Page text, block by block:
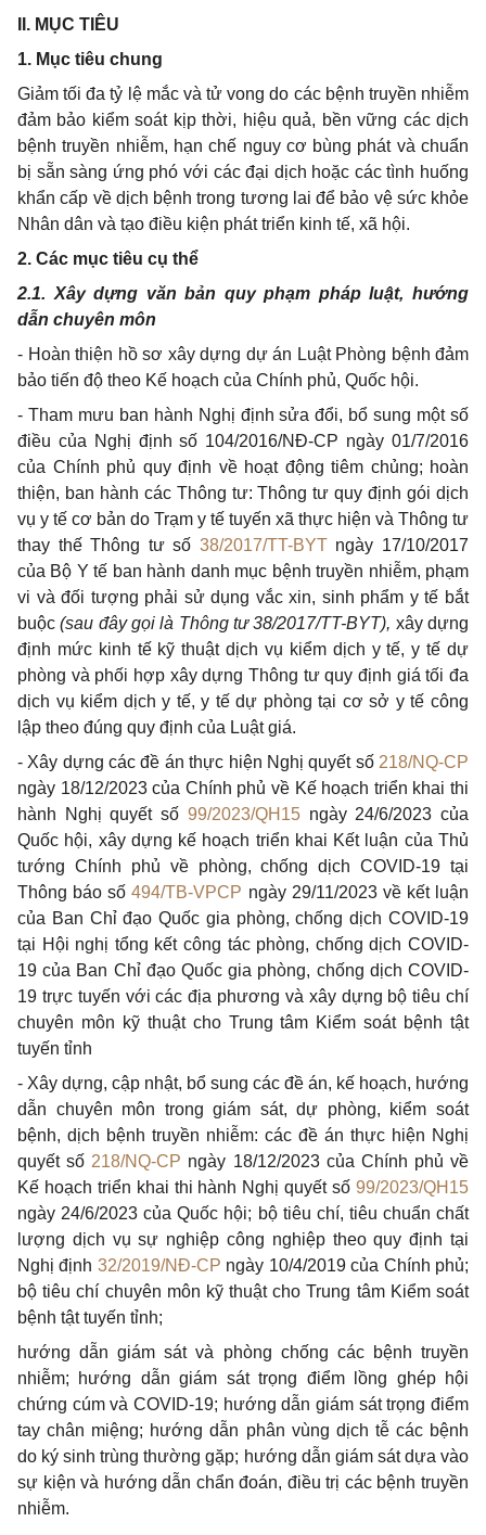
II. MỤC TIÊU
1. Mục tiêu chung
Giảmtối đa tỷ lệ mắc và tử vong do các bệnh truyền nhiễm
đảm bảo kiểm soát kịp thời, hiệu quả, bền vững các dịch
bệnh truyền nhiễm, hạn chế nguy cơ bùng phát và chuẩn
bị sẵn sàng ứng phó với các đại dịch hoặc các tình huống
khẩn cấp về dịch bệnh trong tương lai để bảo vệ sức khỏe
Nhân dân và tạo điều kiện phát triển kinh tế, xã hội.
2. Các mục tiêu cụ thể
2.1. Xây dựng văn bản quy phạm pháp luật, hướng
dẫn chuyên môn
- Hoàn thiện hồ sơ xây dựng dự án Luật Phòng bệnh đảm
bảo tiến độ theo Kế hoạch của Chính phủ, Quốc hội.
- Tham mưu ban hành Nghị định sửa đổi, bổ sung một số
điều của Nghị địnhsố 104/2016/NĐ-CP ngày 01/7/2016
của Chính phủ quy định về hoạt động tiêm chủng; hoàn
thiện, ban hành các Thông tư: Thông tư quyđịnh gói dịch
vụ y tế cơ bản do Trạm y tế tuyến xã thực hiện và Thông tư
thay thế Thông tư số 38/2017/TT-BYTngày 17/10/2017
của Bộ Y tế ban hành danh mục bệnh truyền nhiễm, phạm
vi vàđối tượng phải sử dụng vắc xin, sinh phẩm y tế bắt
buộc(sau đây gọi là Thông tư 38/2017/TT-BYT), xây dựng
định mức kinh tế kỹ thuật dịch vụ kiểm dịch y tế, y tế dự
phòng và phối hợp xây dựng Thông tư quy định giá tối đa
dịch vụ kiểm dịch y tế, y tế dự phòng tại cơ sở y tế công
lập theo đúng quy định của Luật giá.
- Xây dựng các đề án thực hiện Nghị quyết số 218/NQ-CP
ngày 18/12/2023 của Chính phủ về Kế hoạch triển khai thi
hành Nghị quyết số 99/2023/QH15ngày 24/6/2023 của
Quốc hội, xây dựng kế hoạch triển khai Kết luận của Thủ
tướng Chính phủ về phòng, chống dịch COVID-19 tại
Thông báo số494/TB-VPCP ngày 29/11/2023 về kết luận
của Ban Chỉ đạo Quốc gia phòng, chống dịch COV D-19
tại Hội nghị tổng kết công tác phòng, chống dịch COVID-
19 của Ban Chỉ đạo Quốc gia phòng, chống dịch COVID-
19 trực tuyến với các địa phương và xây dựng bộ tiêu chí
chuyên môn kỹ thuật cho Trung tâm Kiểm soát bệnh tật
tuyến tỉnh
- Xây dựng, cập nhật, bổ sung các đề án, kế hoạch, hướng
dẫn chuyên môn trong giám sát, dự phòng, kiểm soát
bệnh, dịch bệnh truyền nhiễm: các đề án thực hiện Nghị
quyết số 218/NQ-CP ngày 18/12/2023 của Chính phủ về
Kế hoạch triển khai thi hành Nghị quyếtsố 99/2023/QH15
ngày 24/6/2023 của Quốc hội; bộ tiêu chí, tiêu chuẩn chất
lượng dịch vụ sự nghiệp công nghiệp theo quy định tại
Nghị định 32/2019/NĐ-CP ngày 10/4/2019 của Chính phủ;
bộ tiêu chí chuyên môn kỹ thuật cho Trung tâm Kiểm soát
bệnh tật tuyến tỉnh;
hướng dẫn giám sát và phòng chống các bệnh truyền
nhiễm; hướng dẫn giám sát trọng điểmlồng ghép hội
chứng cúm và COVID-19; hướngdẫn giám sát trọng điểm
tay chân miệng; hướngdẫn phân vùng dịch tễ các bệnh
do ký sinh trùng thường gặp; hướng dẫn giám sát dựa vào
sự kiện và hướng dẫn chẩn đoán, điều trị các bệnh truyền
nhiễm.